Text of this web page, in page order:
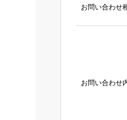
お問い合わせ
お問い合わせ